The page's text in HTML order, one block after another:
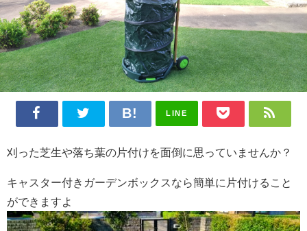
LINE
刈った芝生や落ち葉の片付けを面倒に思っていませんか？
キャスター付きガーデンボックスなら簡単に片付けること
ができますよ